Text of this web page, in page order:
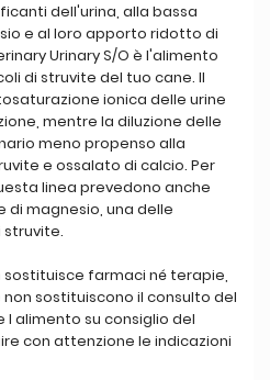
dell'urina, alla bassa
e al loro apporto ridotto di
Urinary S/O è l'alimento
di struvite del tuo cane. Il
ionica delle urine
mentre la diluzione delle
meno propenso alla
e ossalato di calcio. Per
linea prevedono anche
di magnesio, una delle
farmaci né terapie,
sostituiscono il consulto del
alimento su consiglio del
con attenzione le indicazioni